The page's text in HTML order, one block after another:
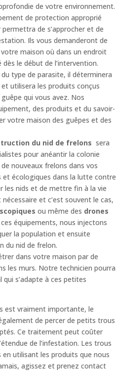
de votre environnement.
de protection approprié
de s’approcher et de
Ils vous demanderont de
maison où dans un endroit
le début de l’intervention.
type de parasite, il déterminera
utilisera les produits conçus
qui vous avez. Nos
des produits et du savoir-
votre maison des guêpes et des
du nid de frelons sera
pour anéantir la colonie
nouveaux frelons dans vos
écologiques dans la lutte contre
les nids et de mettre fin à la vie
et c’est souvent le cas,
ou même des drones
ces équipements, nous injectons
la population et ensuite
du nid de frelon.
dans votre maison par de
les murs. Notre technicien pourra
s’adapte à ces petites
est vraiment importante, le
de percer de petits trous
Ce traitement peut coûter
de l’infestation. Les trous
utilisant les produits que nous
agissez et prenez contact